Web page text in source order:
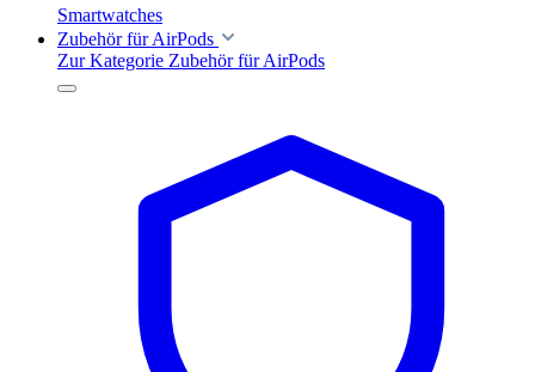
Smartwatches
Zubehör für AirPods
Zur Kategorie Zubehör für AirPods